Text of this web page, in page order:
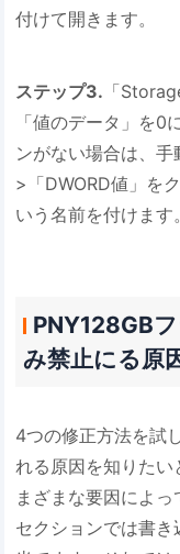
付けて開きます。
ステップ3. 「
「値のデータ」を
ンがない場合は、手
>「DWORD値」を
いう名前を付けます。
PNY128GB
み禁止にる原
4つの修正方法を試
れる原因を知りたい
まざまな要因によ
セクションでは書